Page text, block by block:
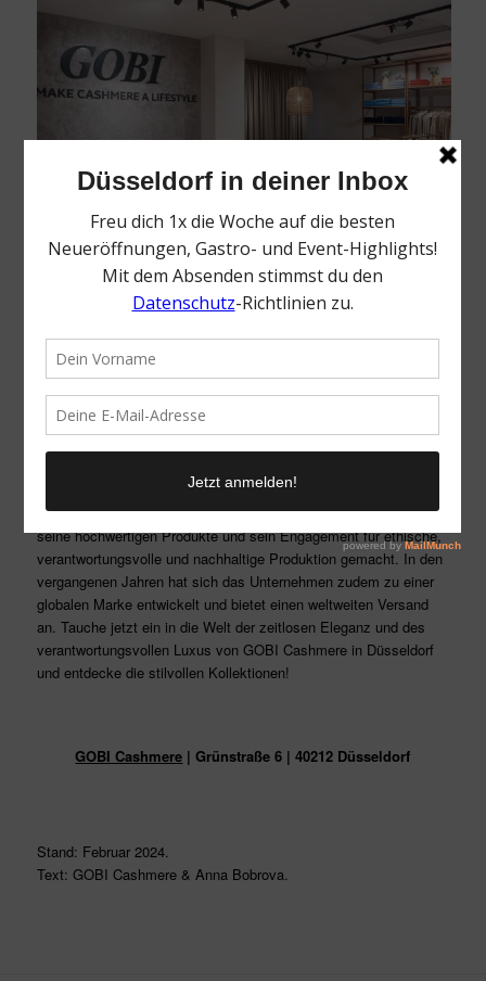
Im Herzen der Mongolei beginnt die Geschichte von GOBI
und hohe Qualität des mongolischen Kaschmirs mit der Welt zu
teilen. GOBI Cashmere hat sich schnell einen guten Namen für
seine hochwertigen Produkte und sein Engagement für ethische,
verantwortungsvolle und nachhaltige Produktion gemacht. In den
vergangenen Jahren hat sich das Unternehmen zudem zu einer
globalen Marke entwickelt und bietet einen weltweiten Versand
an. Tauche jetzt ein in die Welt der zeitlosen Eleganz und des
verantwortungsvollen Luxus von GOBI Cashmere in Düsseldorf
und entdecke die stilvollen Kollektionen!
GOBI Cashmere | Grünstraße 6 | 40212 Düsseldorf
Stand: Februar 2024.
Text: GOBI Cashmere & Anna Bobrova.